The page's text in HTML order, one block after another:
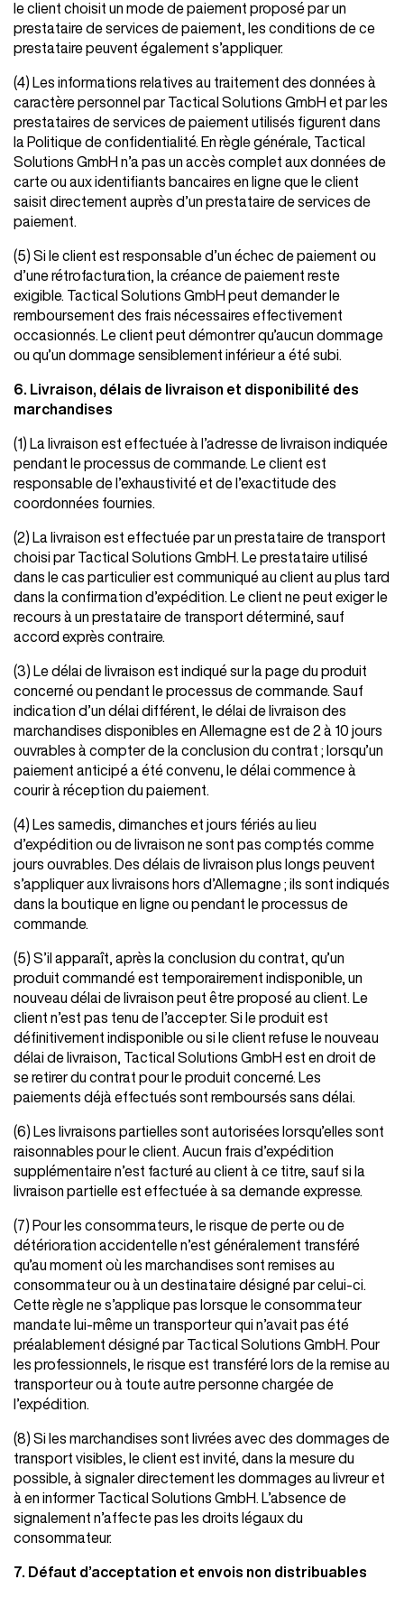
le client choisit un mode de paiement proposé par un
prestataire de services de paiement, les conditions de ce
prestataire peuvent également s’appliquer.
(4) Les informations relatives au traitement des données à
caractère personnel par Tactical Solutions GmbH et par les
prestataires de services de paiement utilisés figurent dans
la Politique de confidentialité. En règle générale, Tactical
Solutions GmbH n’a pas un accès complet aux données de
carte ou aux identifiants bancaires en ligne que le client
saisit directement auprès d’un prestataire de services de
paiement.
(5) Si le client est responsable d’un échec de paiement ou
d’une rétrofacturation, la créance de paiement reste
exigible. Tactical Solutions GmbH peut demander le
remboursement des frais nécessaires effectivement
occasionnés. Le client peut démontrer qu’aucun dommage
ou qu’un dommage sensiblement inférieur a été subi.
6. Livraison, délais de livraison et disponibilité des
marchandises
(1) La livraison est effectuée à l’adresse de livraison indiquée
pendant le processus de commande. Le client est
responsable de l’exhaustivité et de l’exactitude des
coordonnées fournies.
(2) La livraison est effectuée par un prestataire de transport
choisi par Tactical Solutions GmbH. Le prestataire utilisé
dans le cas particulier est communiqué au client au plus tard
dans la confirmation d’expédition. Le client ne peut exiger le
recours à un prestataire de transport déterminé, sauf
accord exprès contraire.
(3) Le délai de livraison est indiqué sur la page du produit
concerné ou pendant le processus de commande. Sauf
indication d’un délai différent, le délai de livraison des
marchandises disponibles en Allemagne est de 2 à 10 jours
ouvrables à compter de la conclusion du contrat ; lorsqu’un
paiement anticipé a été convenu, le délai commence à
courir à réception du paiement.
(4) Les samedis, dimanches et jours fériés au lieu
d’expédition ou de livraison ne sont pas comptés comme
jours ouvrables. Des délais de livraison plus longs peuvent
s’appliquer aux livraisons hors d’Allemagne ; ils sont indiqués
dans la boutique en ligne ou pendant le processus de
commande.
(5) S’il apparaît, après la conclusion du contrat, qu’un
produit commandé est temporairement indisponible, un
nouveau délai de livraison peut être proposé au client. Le
client n’est pas tenu de l’accepter. Si le produit est
définitivement indisponible ou si le client refuse le nouveau
délai de livraison, Tactical Solutions GmbH est en droit de
se retirer du contrat pour le produit concerné. Les
paiements déjà effectués sont remboursés sans délai.
(6) Les livraisons partielles sont autorisées lorsqu’elles sont
raisonnables pour le client. Aucun frais d’expédition
supplémentaire n’est facturé au client à ce titre, sauf si la
livraison partielle est effectuée à sa demande expresse.
(7) Pour les consommateurs, le risque de perte ou de
détérioration accidentelle n’est généralement transféré
qu’au moment où les marchandises sont remises au
consommateur ou à un destinataire désigné par celui-ci.
Cette règle ne s’applique pas lorsque le consommateur
mandate lui-même un transporteur qui n’avait pas été
préalablement désigné par Tactical Solutions GmbH. Pour
les professionnels, le risque est transféré lors de la remise au
transporteur ou à toute autre personne chargée de
l’expédition.
(8) Si les marchandises sont livrées avec des dommages de
transport visibles, le client est invité, dans la mesure du
possible, à signaler directement les dommages au livreur et
à en informer Tactical Solutions GmbH. L’absence de
signalement n’affecte pas les droits légaux du
consommateur.
7. Défaut d’acceptation et envois non distribuables